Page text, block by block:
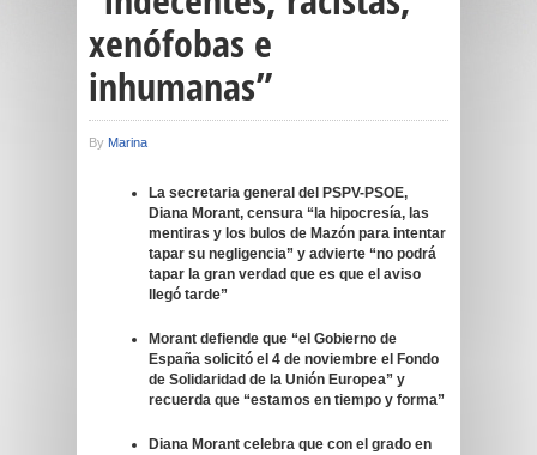
xenófobas e
inhumanas”
By Marina
La secretaria general del PSPV-PSOE,
Diana Morant, censura “la hipocresía, las
mentiras y los bulos de Mazón para intentar
tapar su negligencia” y advierte “no podrá
tapar la gran verdad que es que el aviso
llegó tarde”
Morant defiende que “el Gobierno de
España solicitó el 4 de noviembre el Fondo
de Solidaridad de la Unión Europea” y
recuerda que “estamos en tiempo y forma”
Diana Morant celebra que con el grado en